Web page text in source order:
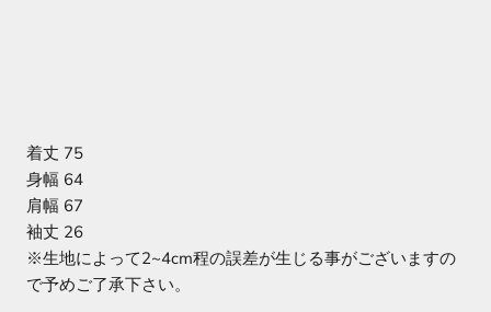
着丈 75
身幅 64
肩幅 67
袖丈 26
※生地によって2~4cm程の誤差が生じる事がございますの
で予めご了承下さい。